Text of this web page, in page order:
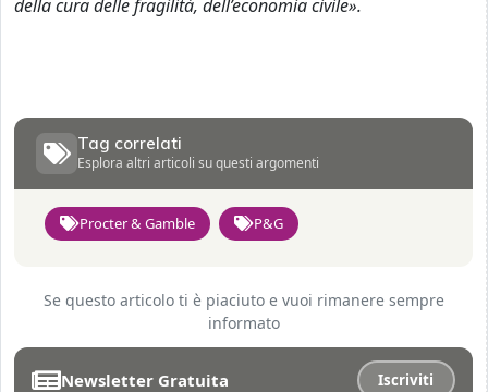
della cura delle fragilità, dell’economia civile».
Tag correlati
Esplora altri articoli su questi argomenti
Procter & Gamble P&G
Se questo articolo ti è piaciuto e vuoi rimanere sempre
informato
Newsletter Gratuita Iscriviti